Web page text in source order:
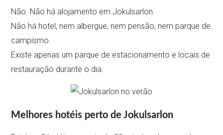
Não. Não há alojamento em Jokulsarlon.
Não há hotel, nem albergue, nem pensão, nem parque de
campismo.
Existe apenas um parque de estacionamento e locais de
restauração durante o dia.
Melhores hotéis perto de Jokulsarlon